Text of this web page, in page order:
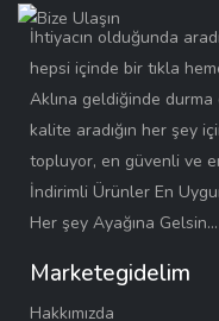
İhtiyacın olduğunda
hepsi içinde bir tıkla
Aklına geldiğinde
kalite aradığın her şey
topluyor, en güvenli ve
İndirimli Ürünler En
Her şey Ayağına Gelsin…
Marketegidelim
Hakkımızda